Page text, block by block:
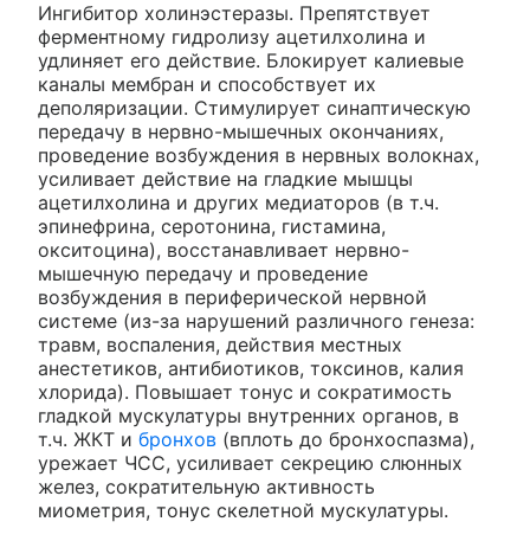
Ингибитор холинэстеразы. Препятствует
ферментному гидролизу ацетилхолина и
удлиняет его действие. Блокирует калиевые
каналы мембран и способствует их
деполяризации. Стимулирует синаптическую
передачу в нервно-мышечных окончаниях,
проведение возбуждения в нервных волокнах,
усиливает действие на гладкие мышцы
ацетилхолина и других медиаторов (в т.ч.
эпинефрина, серотонина, гистамина,
окситоцина), восстанавливает нервно-
мышечную передачу и проведение
возбуждения в периферической нервной
системе (из-за нарушений различного генеза:
травм, воспаления, действия местных
анестетиков, антибиотиков, токсинов, калия
хлорида). Повышает тонус и сократимость
гладкой мускулатуры внутренних органов, в
т.ч. ЖКТ и бронхов (вплоть до бронхоспазма),
урежает ЧСС, усиливает секрецию слюнных
желез, сократительную активность
миометрия, тонус скелетной мускулатуры.